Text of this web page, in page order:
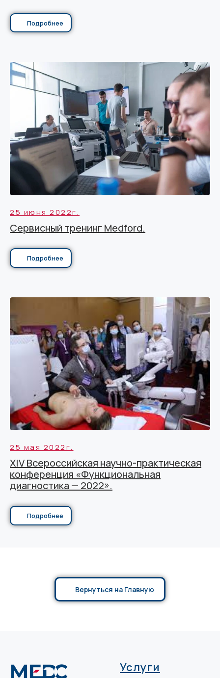
Подробнее
25 июня 2022г.
Сервисный тренинг Medford.
Подробнее
25 мая 2022г.
XIV Всероссийская научно-практическая
конференция «Функциональная
диагностика — 2022».
Подробнее
Вернуться на Главную
Услуги